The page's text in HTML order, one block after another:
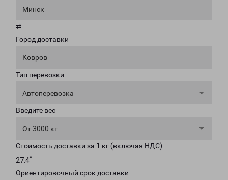
Минск
⇄
Город доставки
Ковров
Тип перевозки
Автоперевозка
Введите вес
От 3000 кг
Стоимость доставки за 1 кг (включая НДС)
27.4*
Ориентировочный срок доставки